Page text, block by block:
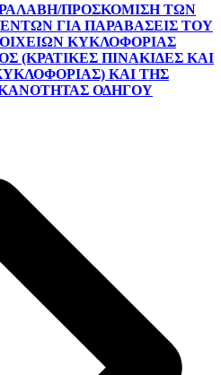
ΠΡΟΣΚΌΜΙΣΗ ΤΩΝ
ΓΙΑ ΠΑΡΑΒΆΣΕΙΣ ΤΟΥ
ΚΥΚΛΟΦΟΡΊΑΣ
(ΚΡΑΤΙΚΈΣ ΠΙΝΑΚΊΔΕΣ ΚΑΙ
ΚΑΙ ΤΗΣ
ΟΔΗΓΟΎ